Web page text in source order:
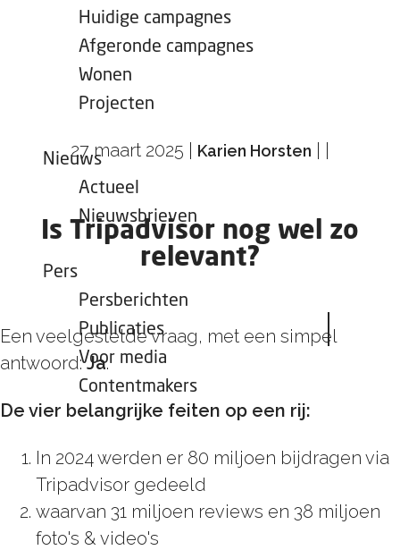
Huidige campagnes
Afgeronde campagnes
Wonen
Projecten
Nieuws
Actueel
Nieuwsbrieven
Pers
Persberichten
Publicaties
Voor media
Contentmakers
27 maart 2025 Karien Horsten
Is Tripadvisor nog wel zo
relevant?
Een veelgestelde vraag, met een simpel
antwoord:Ja.
De vier belangrijke feiten op een rij:
In 2024 werden er 80 miljoen bijdragen via
Tripadvisor gedeeld
waarvan 31 miljoen reviews en 38 miljoen
foto's & video's